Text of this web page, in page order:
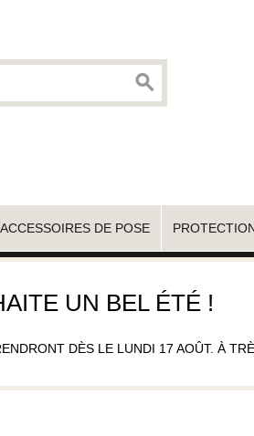
ACCESSOIRES DE POSE
UN BEL ÉTÉ !
DÈS LE LUNDI 17 AOÛT. À